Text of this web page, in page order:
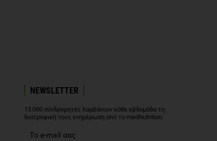
NEWSLETTER
15.000 συνδρομητές λαμβάνουν κάθε εβδομάδα τη
διατροφική τους ενημέρωση από το medNutrition.